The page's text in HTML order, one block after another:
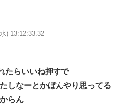
) 13:12:33.32
たらいいね押すで
しなーとかぼんやり思ってる
らん